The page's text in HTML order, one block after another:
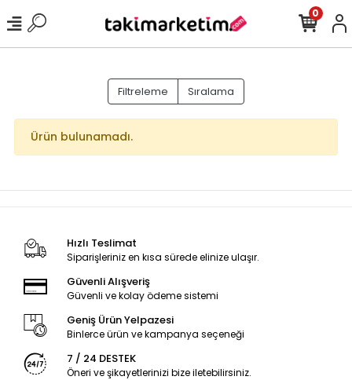
0
Filtreleme Sıralama
Ürün bulunamadı.
Hızlı Teslimat
Siparişleriniz en kısa sürede elinize ulaşır.
Güvenli Alışveriş
Güvenli ve kolay ödeme sistemi
Geniş Ürün Yelpazesi
Binlerce ürün ve kampanya seçeneği
7 / 24 DESTEK
Öneri ve şikayetlerinizi bize iletebilirsiniz.